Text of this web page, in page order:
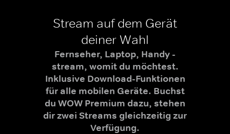
Stream auf dem Gerät
deiner Wahl
Fernseher, Laptop, Handy -
stream, womit du möchtest.
Inklusive Download-Funktionen
für alle mobilen Geräte. Buchst
du WOW Premium dazu, stehen
dir zwei Streams gleichzeitig zur
Verfügung.